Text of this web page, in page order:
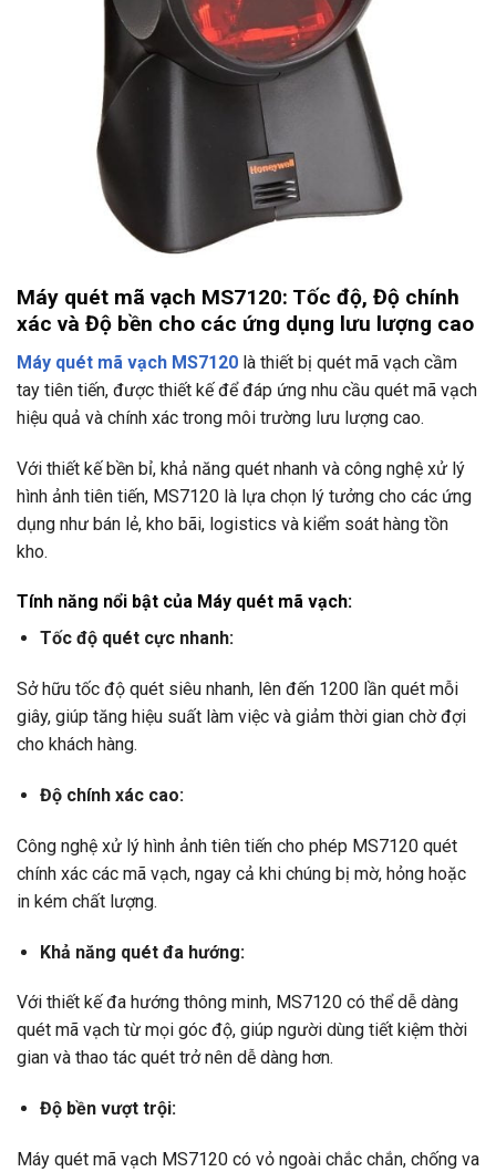
Máy quét mã vạch MS7120: Tốc độ, Độ chính
xác và Độ bền cho các ứng dụng lưu lượng cao
Máy quét mã vạch MS7120 là thiết bị quét mã vạch cầm
tay tiên tiến, được thiết kế để đáp ứng nhu cầu quét mã vạch
hiệu quả và chính xác trong môi trường lưu lượng cao.
Với thiết kế bền bỉ, khả năng quét nhanh và công nghệ xử lý
hình ảnh tiên tiến, MS7120 là lựa chọn lý tưởng cho các ứng
dụng như bán lẻ, kho bãi, logistics và kiểm soát hàng tồn
kho.
Tính năng nổi bật của Máy quét mã vạch:
Tốc độ quét cực nhanh:
Sở hữu tốc độ quét siêu nhanh, lên đến 1200 lần quét mỗi
giây, giúp tăng hiệu suất làm việc và giảm thời gian chờ đợi
cho khách hàng.
Độ chính xác cao:
Công nghệ xử lý hình ảnh tiên tiến cho phép MS7120 quét
chính xác các mã vạch, ngay cả khi chúng bị mờ, hỏng hoặc
in kém chất lượng.
Khả năng quét đa hướng:
Với thiết kế đa hướng thông minh, MS7120 có thể dễ dàng
quét mã vạch từ mọi góc độ, giúp người dùng tiết kiệm thời
gian và thao tác quét trở nên dễ dàng hơn.
Độ bền vượt trội:
Máy quét mã vạch MS7120 có vỏ ngoài chắc chắn, chống va